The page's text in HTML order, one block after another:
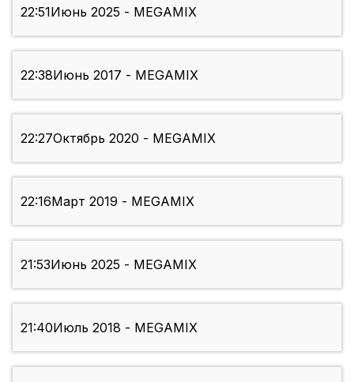
22:51Июнь 2025 - MEGAMIX
22:38Июнь 2017 - MEGAMIX
22:27Октябрь 2020 - MEGAMIX
22:16Март 2019 - MEGAMIX
21:53Июнь 2025 - MEGAMIX
21:40Июль 2018 - MEGAMIX